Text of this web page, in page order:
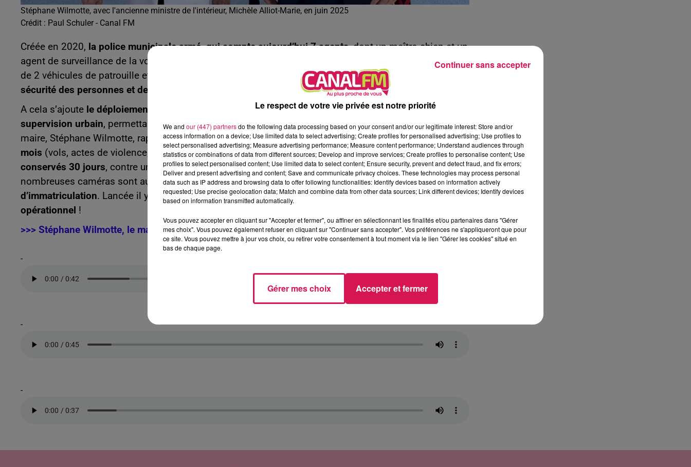
Stéphane Wilmotte, avec l'ancienne ministre de l'intérieur, Michèle Alliot-Marie, en juin 2025
Crédit : Paul Schuler - Canal FM
Créée en 2020, la police municipale armé, qui compte aujourd’hui 7 agents, dont un maître‑chien et un
agent de surveillance de la voie publique,
. Elle dispose
de 2 véhicules de patrouille et chaque jour, du lundi au vendredi, ce sont ainsi 4agents qui assurent la
sécurité des personnes et des biens
, en coordination avec la police nationale !
A cela s’ajoute le déploiement de la vidéoprotection , qui repose à Hautmont, surun centre de
supervision urbain, permettant de visionner en temps réelsprès de 170 caméras actives 24 h/24. Le
maire, Stéphane Wilmotte, rappelle quece système permet d’élucider en moyenne dix affaires par
mois (vols, actes de violence, dépôts sauvages, rodéos urbains), avecdes enregistrements qui sont
conservés 30 jours, contre une quinzaine de jours pour les autres villes en France. Notez que de
nombreuses caméras sont aussi désormais dotées delecteurs automatiques des plaques
d’immatriculation. Lancée il y a 2 ans,le dispositif de vidéo‑verbalisation est aujourd’hui 100 %
opérationnel !
>>> Stéphane Wilmotte, le maire d’Hautmont et vice-président de l’agglo :
-
-
-
Le respect de votre vie privée est notre priorité
We and our (447) partnersdo the following data processing based on your consent and/or our legitimate interest: Store and/or
access information on a device; Use limited data to select advertising; Create profiles for personalised advertising; Use profiles to
select personalised advertising; Measure advertising performance; Measure content performance; Understand audiences through
statistics or combinations of data from different sources; Develop and improve services; Create profiles to personalise content; Use
profiles to select personalised content; Use limited data to select content; Ensure security, prevent and detect fraud, and fix errors;
Deliver and present advertising and content; Save and communicate privacy choices. These technologies may process personal
data such as IP address and browsing data to offer following functionalities: Identify devices based on information actively
requested; Use precise geolocation data; Match and combine data from other data sources; Link different devices; Identify devices
based on information transmitted automatically.
Vous pouvez accepter en cliquant sur "Accepter et fermer", ou affiner en sélectionnant les finalités et/ou partenaires dans "Gérer
mes choix". Vous pouvez également refuser en cliquant sur "Continuer sans accepter". Vos préférences ne s'appliqueront que pour
ce site. Vous pouvez mettre à jour vos choix, ou retirer votre consentement à tout moment via le lien "Gérer les cookies" situé en
bas de chaque page.
Gérer mes choix Accepter et fermer
Continuer sans accepter